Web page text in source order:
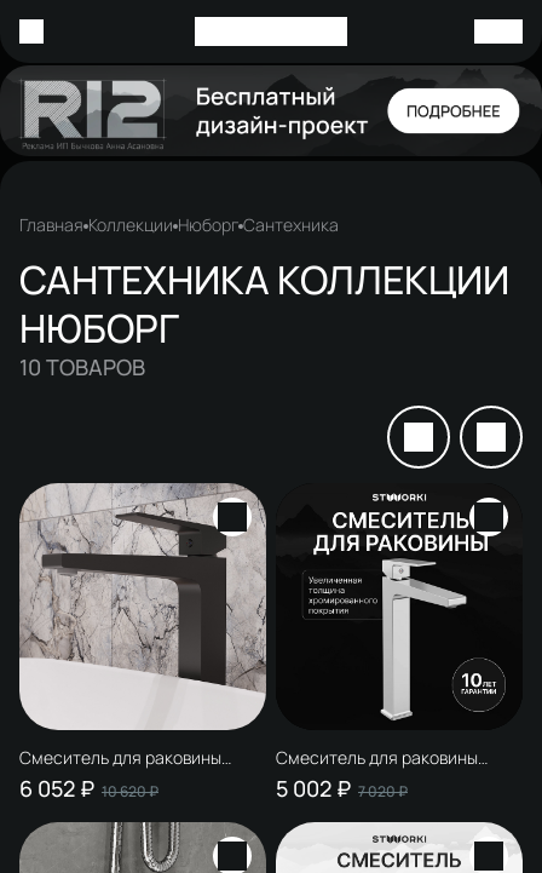
Главная Коллекции Нюборг Сантехника
САНТЕХНИКА КОЛЛЕКЦИИ
НЮБОРГ
10 ТОВАРОВ
Смеситель для раковины
STWORKI Нюборг S37020BK
матовый черный
6 052 ₽ 10 620 ₽
Смеситель для раковины
STWORKI Нюборг S37020CR
хром
5 002 ₽ 7 020 ₽